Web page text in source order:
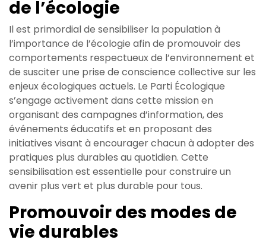
de l’écologie
Il est primordial de sensibiliser la population à
l’importance de l’écologie afin de promouvoir des
comportements respectueux de l’environnement et
de susciter une prise de conscience collective sur les
enjeux écologiques actuels. Le Parti Écologique
s’engage activement dans cette mission en
organisant des campagnes d’information, des
événements éducatifs et en proposant des
initiatives visant à encourager chacun à adopter des
pratiques plus durables au quotidien. Cette
sensibilisation est essentielle pour construire un
avenir plus vert et plus durable pour tous.
Promouvoir des modes de
vie durables